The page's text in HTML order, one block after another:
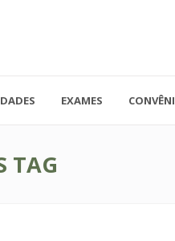
41.3779-
EXAMES
TAG